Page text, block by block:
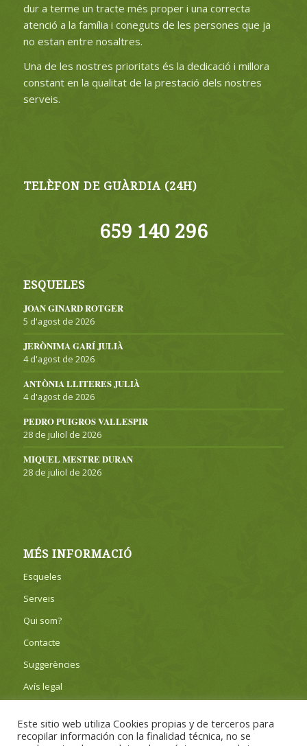
dur a terme un tracte més proper i una correcta
atenció a la família i coneguts de les persones que ja
no estan entre nosaltres.
Una de les nostres prioritats és la dedicació i millora
constant en la qualitat de la prestació dels nostres
serveis.
TELÈFON DE GUÀRDIA (24H)
659 140 296
ESQUELES
JOAN GINARD ROTGER
5 d'agost de 2026
JERÒNIMA GARÍ JULIÀ
4 d'agost de 2026
ANTÒNIA LLITERES JULIÀ
4 d'agost de 2026
PEDRO PUIGROS VALLESPIR
28 de juliol de 2026
MIQUEL MESTRE DURAN
28 de juliol de 2026
MÉS INFORMACIÓ
Esqueles
Serveis
Qui som?
Contacte
Suggerències
Avís legal
Política de cookies
Este sitio web utiliza Cookies propias y de terceros para
recopilar información con la finalidad técnica, no se